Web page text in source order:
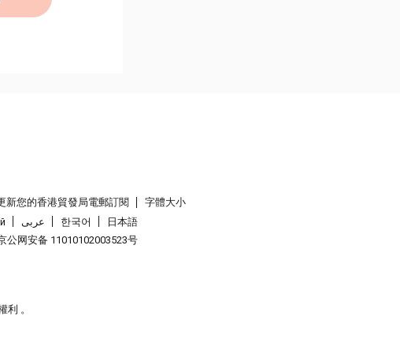
新您的香港貿發局電郵訂閱
字體大小
عربى 한국어
日本語
公网安备 11010102003523号
。